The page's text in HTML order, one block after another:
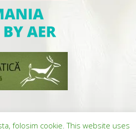
folosim cookie. This website uses